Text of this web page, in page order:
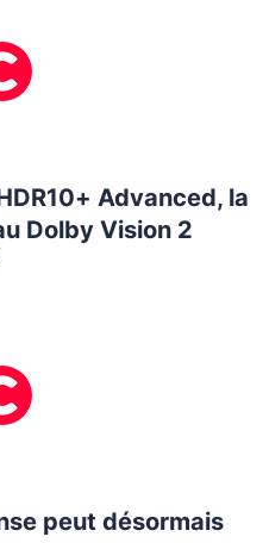
Advanced, la
Dolby Vision 2
peut désormais